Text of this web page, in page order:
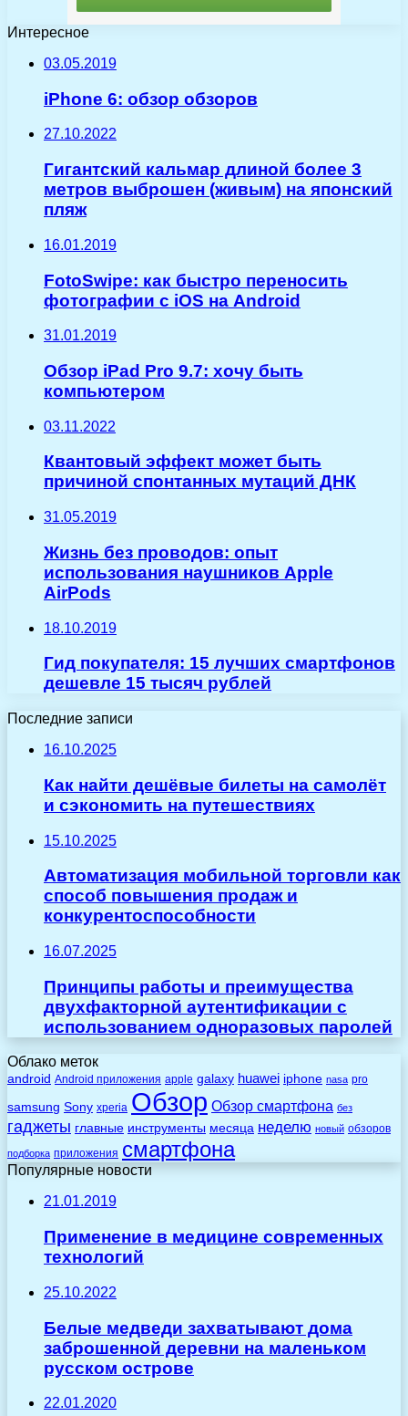
Интересное
03.05.2019
iPhone 6: обзор обзоров
27.10.2022
Гигантский кальмар длиной более 3
метров выброшен (живым) на японский
пляж
16.01.2019
FotoSwipe: как быстро переносить
фотографии с iOS на Android
31.01.2019
Обзор iPad Pro 9.7: хочу быть
компьютером
03.11.2022
Квантовый эффект может быть
причиной спонтанных мутаций ДНК
31.05.2019
Жизнь без проводов: опыт
использования наушников Apple
AirPods
18.10.2019
Гид покупателя: 15 лучших смартфонов
дешевле 15 тысяч рублей
Последние записи
16.10.2025
Как найти дешёвые билеты на самолёт
и сэкономить на путешествиях
15.10.2025
Автоматизация мобильной торговли как
способ повышения продаж и
конкурентоспособности
16.07.2025
Принципы работы и преимущества
двухфакторной аутентификации с
использованием одноразовых паролей
Облако меток
android Android приложения apple galaxy huawei iphone nasa pro
samsung Sony xperia Обзор Обзор смартфона без
гаджеты главные инструменты месяца неделю новый обзоров
подборка приложения смартфона
Популярные новости
21.01.2019
Применение в медицине современных
технологий
25.10.2022
Белые медведи захватывают дома
заброшенной деревни на маленьком
русском острове
22.01.2020